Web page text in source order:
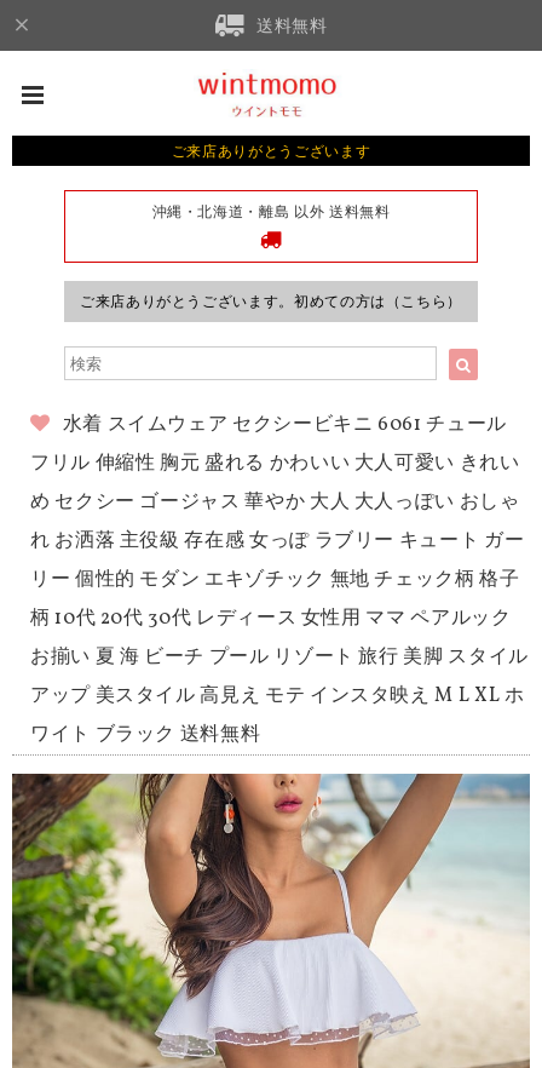
送料無料
ご来店ありがとうございます
沖縄・北海道・離島 以外 送料無料
ご来店ありがとうございます。初めての方は（こちら）
水着 スイムウェア セクシービキニ 6061 チュール
フリル 伸縮性 胸元 盛れる かわいい 大人可愛い きれい
め セクシー ゴージャス 華やか 大人 大人っぽい おしゃ
れ お洒落 主役級 存在感 女っぽ ラブリー キュート ガー
リー 個性的 モダン エキゾチック 無地 チェック柄 格子
柄 10代 20代 30代 レディース 女性用 ママ ペアルック
お揃い 夏 海 ビーチ プール リゾート 旅行 美脚 スタイル
アップ 美スタイル 高見え モテ インスタ映え M L XL ホ
ワイト ブラック 送料無料